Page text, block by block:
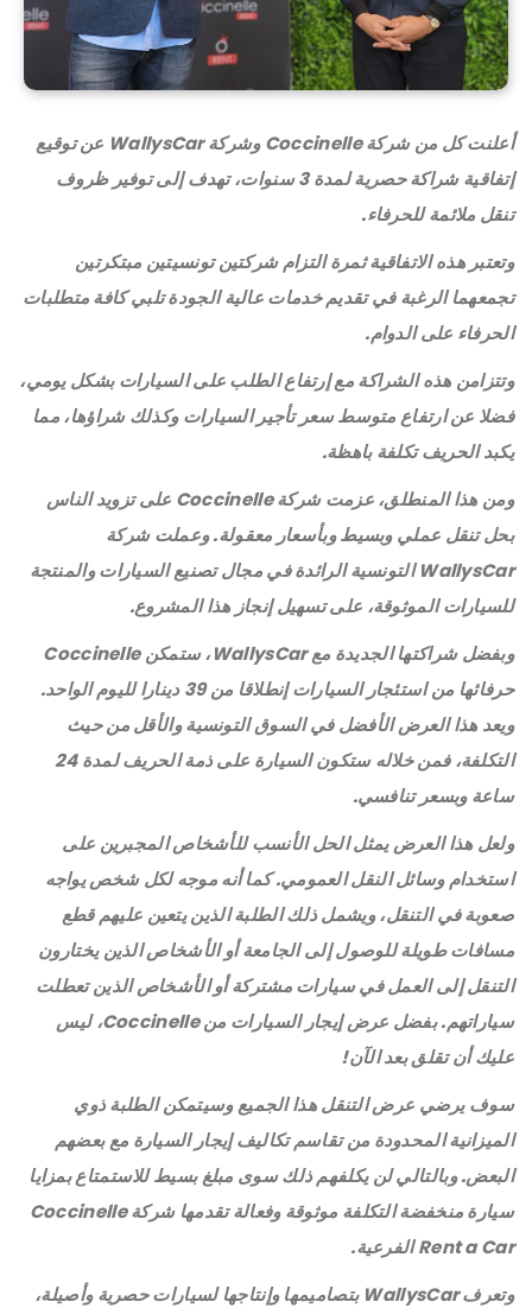
أعلنت كل من شركة Coccinelle وشركة WallysCar عن توقيع
إتفاقية شراكة حصرية لمدة 3 سنوات، تهدف إلى توفير ظروف
تنقل ملائمة للحرفاء.
وتعتبر هذه الاتفاقية ثمرة التزام شركتين تونسيتين مبتكرتين
تجمعهما الرغبة في تقديم خدمات عالية الجودة تلبي كافة متطلبات
الحرفاء على الدوام.
وتتزامن هذه الشراكة مع إرتفاع الطلب على السيارات بشكل يومي،
فضلا عن ارتفاع متوسط سعر تأجير السيارات وكذلك شراؤها، مما
يكبد الحريف تكلفة باهظة.
ومن هذا المنطلق، عزمت شركة Coccinelle على تزويد الناس
بحل تنقل عملي وبسيط وبأسعار معقولة. وعملت شركة
WallysCar التونسية الرائدة في مجال تصنيع السيارات والمنتجة
للسيارات الموثوقة، على تسهيل إنجاز هذا المشروع.
وبفضل شراكتها الجديدة مع WallysCar، ستمكن Coccinelle
حرفائها من استئجار السيارات إنطلاقا من 39 دينارا لليوم الواحد.
ويعد هذا العرض الأفضل في السوق التونسية والأقل من حيث
التكلفة، فمن خلاله ستكون السيارة على ذمة الحريف لمدة 24
ساعة وبسعر تنافسي.
ولعل هذا العرض يمثل الحل الأنسب للأشخاص المجبرين على
استخدام وسائل النقل العمومي. كما أنه موجه لكل شخص يواجه
صعوبة في التنقل، ويشمل ذلك الطلبة الذين يتعين عليهم قطع
مسافات طويلة للوصول إلى الجامعة أو الأشخاص الذين يختارون
التنقل إلى العمل في سيارات مشتركة أو الأشخاص الذين تعطلت
سياراتهم. بفضل عرض إيجار السيارات من Coccinelle، ليس
عليك أن تقلق بعد الآن!
سوف يرضي عرض التنقل هذا الجميع وسيتمكن الطلبة ذوي
الميزانية المحدودة من تقاسم تكاليف إيجار السيارة مع بعضهم
البعض. وبالتالي لن يكلفهم ذلك سوى مبلغ بسيط للاستمتاع بمزايا
سيارة منخفضة التكلفة موثوقة وفعالة تقدمها شركة Coccinelle
Rent a Car الفرعية.
وتعرف WallysCar بتصاميمها وإنتاجها لسيارات حصرية وأصيلة،